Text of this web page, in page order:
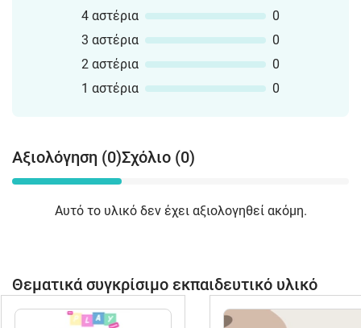
4 αστέρια
0
3 αστέρια
0
2 αστέρια
0
1 αστέρια
0
Αξιολόγηση (0)Σχόλιο (0)
Αυτό το υλικό δεν έχει αξιολογηθεί ακόμη.
Θεματικά συγκρίσιμο εκπαιδευτικό υλικό